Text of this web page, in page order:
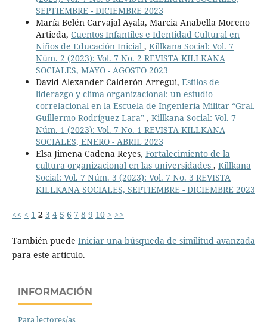
SEPTIEMBRE - DICIEMBRE 2023
María Belén Carvajal Ayala, Marcia Anabella Moreno
Artieda, Cuentos Infantiles e Identidad Cultural en
Niños de Educación Inicial , Killkana Social: Vol. 7
Núm. 2 (2023): Vol. 7 No. 2 REVISTA KILLKANA
SOCIALES, MAYO - AGOSTO 2023
David Alexander Calderón Arregui, Estilos de
liderazgo y clima organizacional: un estudio
correlacional en la Escuela de Ingeniería Militar “Gral.
Guillermo Rodríguez Lara” , Killkana Social: Vol. 7
Núm. 1 (2023): Vol. 7 No. 1 REVISTA KILLKANA
SOCIALES, ENERO - ABRIL 2023
Elsa Jimena Cadena Reyes, Fortalecimiento de la
cultura organizacional en las universidades , Killkana
Social: Vol. 7 Núm. 3 (2023): Vol. 7 No. 3 REVISTA
KILLKANA SOCIALES, SEPTIEMBRE - DICIEMBRE 2023
<< < 1 2 3 4 5 6 7 8 9 10 > >>
También puede Iniciar una búsqueda de similitud avanzada
para este artículo.
INFORMACIÓN
Para lectores/as